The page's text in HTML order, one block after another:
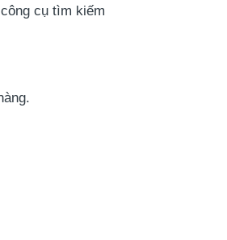
cụ tìm kiếm